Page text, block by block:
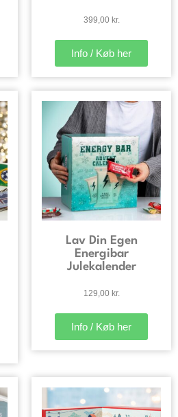
399,00 kr.
Info / Køb her
Lav Din Egen
Energibar
Julekalender
129,00 kr.
Info / Køb her